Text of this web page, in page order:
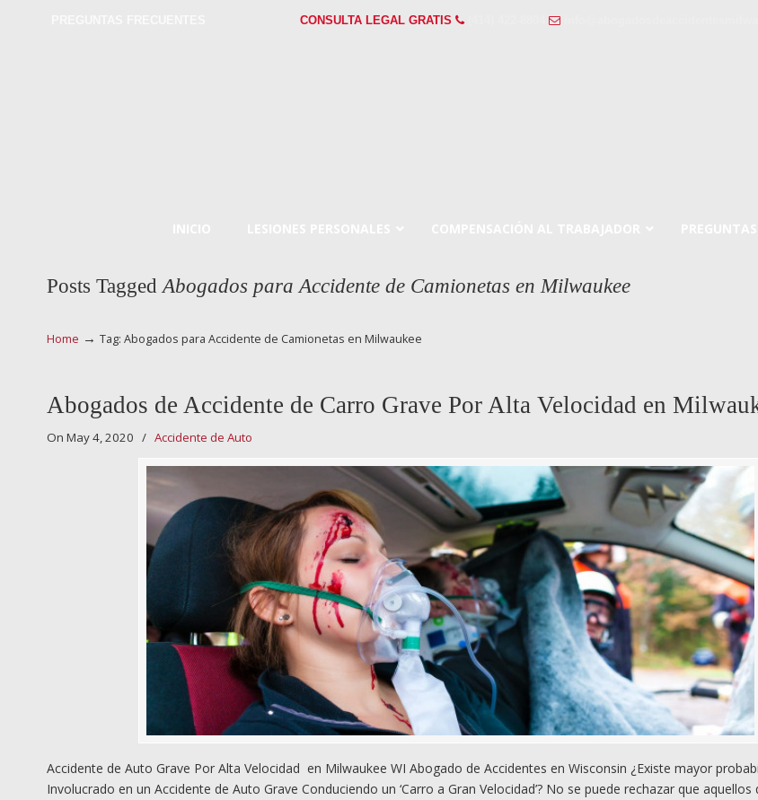
CONSULTA LEGAL GRATIS
Posts Tagged Abogados para Accidente de Camionetas en Milwaukee
Home → Tag: Abogados para Accidente de Camionetas en Milwaukee
Abogados de Accidente de Carro Grave Por Alta Velocidad en
On May 4, 2020 / Accidente de Auto
Accidente de Auto Grave Por Alta Velocidad en Milwaukee WI Abogado de Accidentes en Wisconsin ¿Existe mayor
Involucrado en un Accidente de Auto Grave Conduciendo un ‘Carro a Gran Velocidad’? No se puede rechazar que aquellos